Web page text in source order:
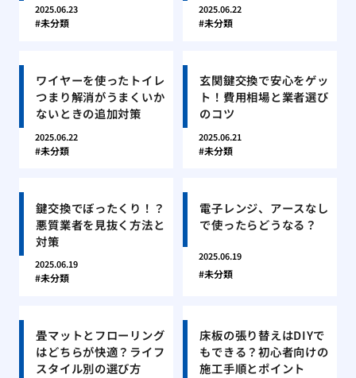
2025.06.23
未分類
2025.06.22
未分類
ワイヤーを使ったトイレ
つまり解消がうまくいか
ないときの追加対策
2025.06.22
未分類
玄関鍵交換で安心をゲッ
ト！費用相場と業者選び
のコツ
2025.06.21
未分類
鍵交換でぼったくり！？
悪質業者を見抜く方法と
対策
2025.06.19
未分類
電子レンジ、アースなし
で使ったらどうなる？
2025.06.19
未分類
畳マットとフローリング
はどちらが快適？ライフ
スタイル別の選び方
床板の張り替えはDIYで
もできる？初心者向けの
施工手順とポイント